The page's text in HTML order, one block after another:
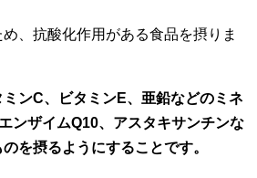
、抗酸化作用がある食品を摂りま
ンC、ビタミンE、亜鉛などのミネ
ンザイムQ10、アスタキサンチンな
を摂るようにすることです。